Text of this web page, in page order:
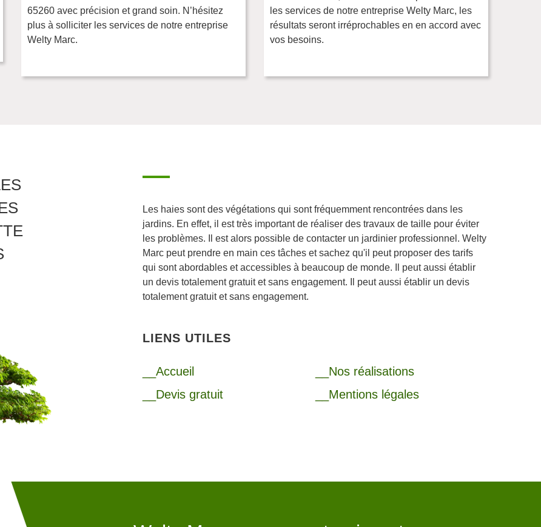
65260 avec précision et grand soin. N’hésitez
plus à solliciter les services de notre entreprise
Welty Marc.
les services de notre entreprise Welty Marc, les
résultats seront irréprochables en en accord avec
vos besoins.
Les haies sont des végétations qui sont fréquemment rencontrées dans les
jardins. En effet, il est très important de réaliser des travaux de taille pour éviter
les problèmes. Il est alors possible de contacter un jardinier professionnel. Welty
Marc peut prendre en main ces tâches et sachez qu'il peut proposer des tarifs
qui sont abordables et accessibles à beaucoup de monde. Il peut aussi établir
un devis totalement gratuit et sans engagement. Il peut aussi établir un devis
totalement gratuit et sans engagement.
LIENS UTILES
__Accueil
__Devis gratuit
__Nos réalisations
__Mentions légales